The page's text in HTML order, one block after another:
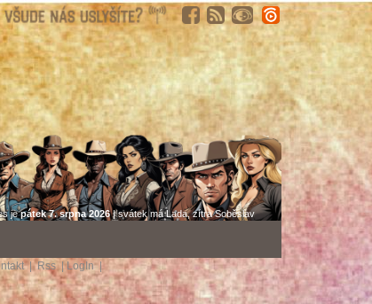
jepátek 7. srpna 2026| svátek má Lada, zítra Soběslav
|Rss|LogIn|